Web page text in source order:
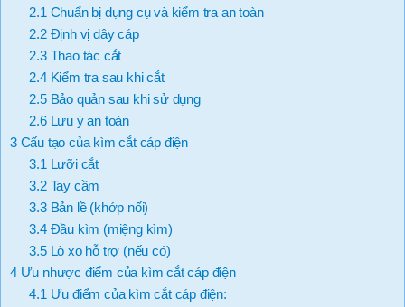
2.1 Chuẩn bị dụng cụ và kiểm tra an toàn
2.2Định vị dây cáp
2.3Thao tác cắt
2.4Kiểm tra sau khi cắt
2.5Bảo quản sau khi sử dụng
2.6Lưu ý an toàn
3Cấu tạo của kìm cắt cáp điện
3.1 Lưỡi cắt
3.2Tay cầm
3.3Bản lề (khớp nối)
3.4Đầu kìm (miệng kìm)
3.5Lò xo hỗ trợ (nếu có)
4Ưu nhược điểm của kìm cắt cáp điện
4.1 Ưu điểm của kìm cắt cáp điện: